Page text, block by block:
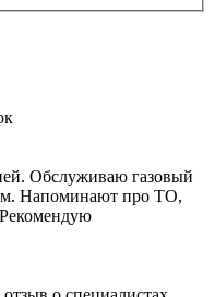
Обслуживаю газовый
Напоминают про ТО,